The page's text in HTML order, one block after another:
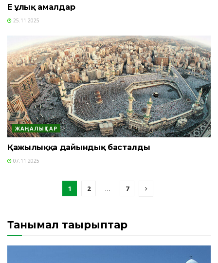
Ең ұлық амалдар
25.11.2025
ЖАҢАЛЫҚТАР
Қажылыққа дайындық басталды
07.11.2025
1 2 … 7
Танымал тақырыптар